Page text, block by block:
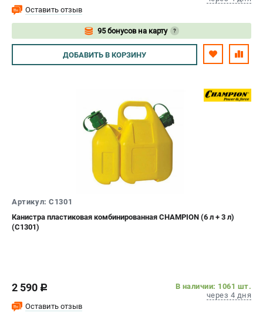
Оставить отзыв
95 бонусов на карту ?
Авторизуйтесь
ДОБАВИТЬ В КОРЗИНУ
Артикул: C1301
Канистра пластиковая комбинированная CHAMPION (6 л + 3 л)
(C1301)
2 590 c
В наличии: 1061 шт.
через 4 дня
Оставить отзыв